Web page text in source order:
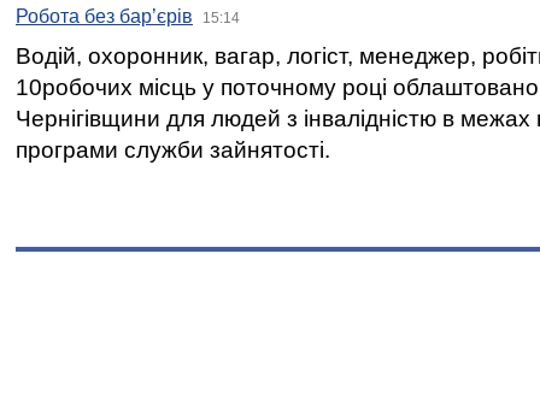
Робота без бар’єрів 15:14
Водій, охоронник, вагар, логіст, менеджер,
10робочих місць у поточному році
Чернігівщини для людей з інвалідністю в межах
програми служби зайнятості.